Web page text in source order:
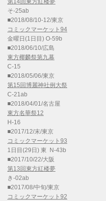
第14回東方紅楼夢
そ-25ab
■2018/08/10-12/東京
コミックマーケット94
金曜日(1日目) O-59b
■2018/06/10/広島
東方椰麟祭第九幕
C-15
■2018/05/06/東京
第15回博麗神社例大祭
C-21ab
■2018/04/01/名古屋
東方名華祭12
H-16
■2017/12/末/東京
コミックマーケット93
1日目(29日) 東 N-43b
■2017/10/22/大阪
第13回東方紅楼夢
き-02ab
■2017/08/中旬/東京
コミックマーケット92